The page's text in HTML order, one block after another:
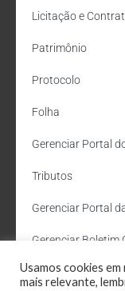
Licitação e
Patrimônio
Protocolo
Folha
Gerenciar Portal
Tributos
Gerenciar Portal
Gerenciar Boletim
Departamento de
Usamos cookies
mais relevante,